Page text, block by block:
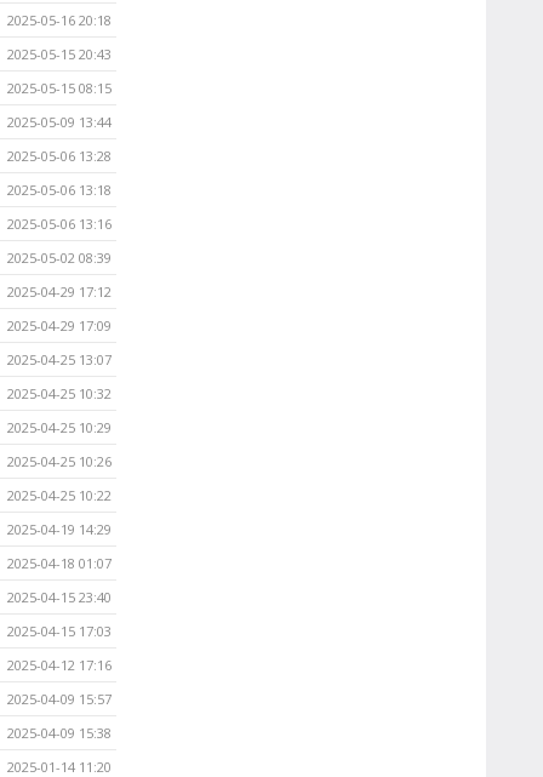
2025-05-16 20:18
2025-05-15 20:43
2025-05-15 08:15
2025-05-09 13:44
2025-05-06 13:28
2025-05-06 13:18
2025-05-06 13:16
2025-05-02 08:39
2025-04-29 17:12
2025-04-29 17:09
2025-04-25 13:07
2025-04-25 10:32
2025-04-25 10:29
2025-04-25 10:26
2025-04-25 10:22
2025-04-19 14:29
2025-04-18 01:07
2025-04-15 23:40
2025-04-15 17:03
2025-04-12 17:16
2025-04-09 15:57
2025-04-09 15:38
2025-01-14 11:20